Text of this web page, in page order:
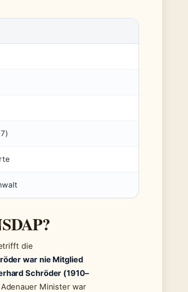
die
war nie Mitglied
Schröder (1910–
Minister war